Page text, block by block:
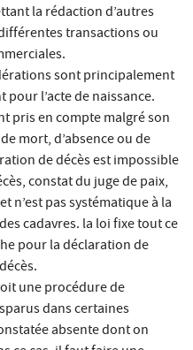
la rédaction d’autres
transactions ou
sont principalement
l’acte de naissance.
pris en compte malgré son
mort, d’absence ou de
de décès est impossible
constat du juge de paix,
n’est pas systématique à la
cadavres. la loi fixe tout ce
pour la déclaration de
une procédure de
dans certaines
absente dont on